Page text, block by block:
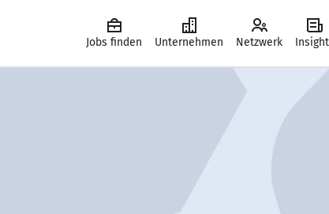
Jobs finden Unternehmen Netzwerk